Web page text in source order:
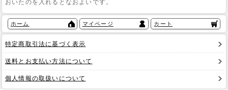
おいたのを入れるとなおよいです。
ホーム マイページ カート
特定商取引法に基づく表示
送料とお支払い方法について
個人情報の取扱いについて